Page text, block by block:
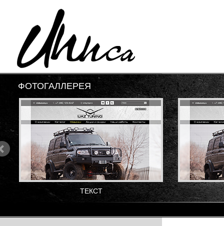
ФОТОГАЛЛЕРЕЯ
ТЕКСТ